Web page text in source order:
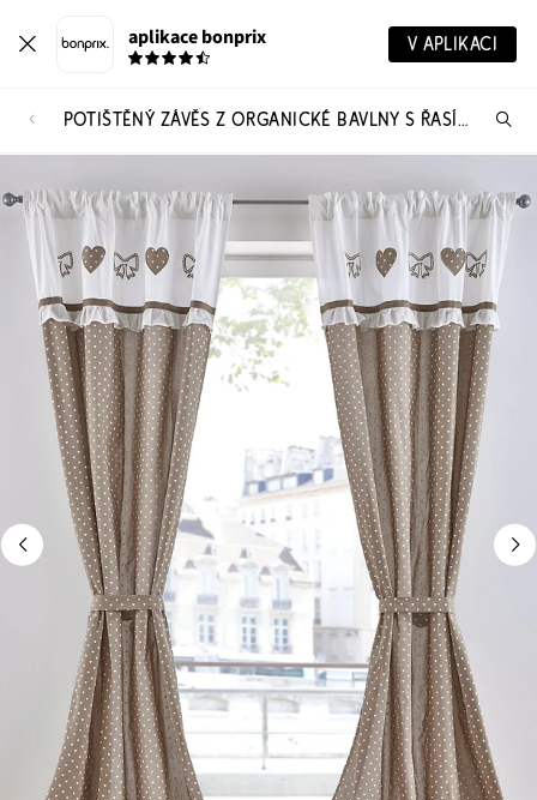
aplikace bonprix V APLIKACI
POTIŠTĚNÝ ZÁVĚS Z ORGANICKÉ BAVLNY S ŘASÍCÍM PÁSKEM (1 KS)